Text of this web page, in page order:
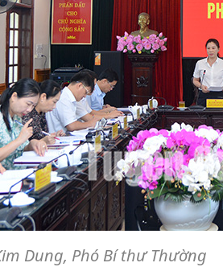
Dung, Phó Bí thư Thường